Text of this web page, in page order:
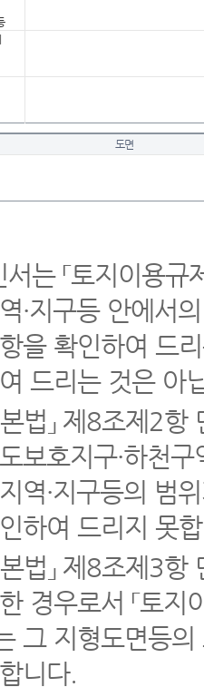
도면
는 「토지이용
·지구등 안에서
을 확인하여 드
드리는 것은 아
법」 제8조제2
보호지구·하천
역·지구등의 범
하여 드리지 못
법」 제8조제3
경우로서 「토
그 지형도면등
니다.